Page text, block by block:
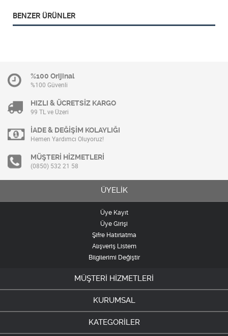
BENZER ÜRÜNLER
%100 Orijinal
%100 Güvenli
HIZLI & ÜCRETSİZ KARGO
99 TL ve Üzeri
İADE & DEĞİŞİM KOLAYLIĞI
Hemen Yardımcı Oluyoruz!
MÜŞTERİ HİZMETLERİ
(0850) 532 21 58
ÜYELİK
Üye Kayıt
Üye Girişi
Şifre Hatırlatma
Alışveriş Listem
Bilgilerimi Değiştir
MÜŞTERİ HİZMETLERİ
KURUMSAL
KATEGORİLER